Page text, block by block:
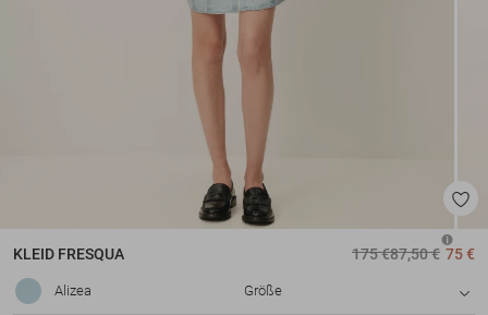
KLEID FRESQUA 175 €87,50 € 75 €
Alizea Größe